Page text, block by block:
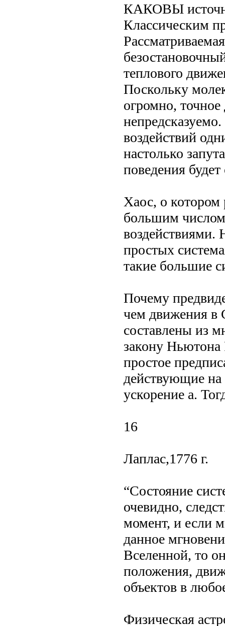
КАКОВЫ
Классическим
теплового
Поскольку
огромно,
воздействий
настолько
поведения
Хаос, о котором
большим
воздействиями.
простых
такие большие
Почему
чем движения в
составлены из
закону Ньютона
простое
действующие на
ускорение а.
16
Лаплас,1776 г.
“Состояние
очевидно,
момент, и если
данное
Вселенной, то
положения,
объектов в
Физическая